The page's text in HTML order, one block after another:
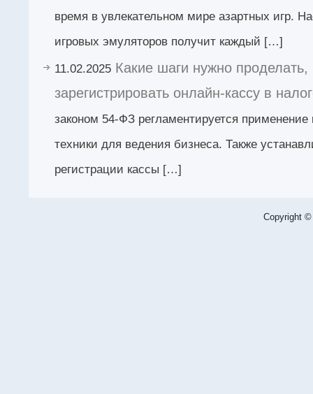
время в увлекательном мире азартных игр.
игровых эмуляторов получит каждый […]
11.02.2025 Какие шаги нужно проделать,
зарегистрировать онлайн-кассу в
законом 54-ФЗ регламентируется применение
техники для ведения бизнеса. Также
регистрации кассы […]
Copyright ©